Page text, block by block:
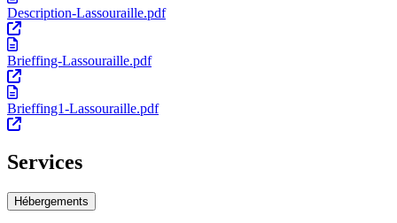
Description-Lassouraille.pdf
Brieffing-Lassouraille.pdf
Brieffing1-Lassouraille.pdf
Services
Hébergements